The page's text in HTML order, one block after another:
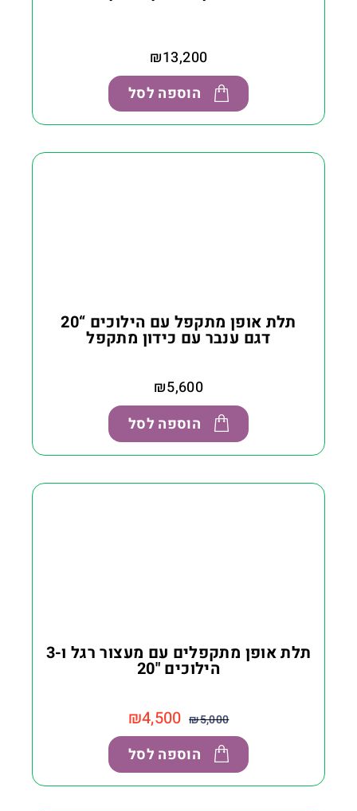
₪13,200
הוספה לסל
תלת אופן מתקפל עם הילוכים “20
דגם ענבר עם כידון מתקפל
₪5,600
הוספה לסל
תלת אופן מתקפלים עם מעצור רגל ו-3
הילוכים "20
₪5,000
₪4,500
הוספה לסל